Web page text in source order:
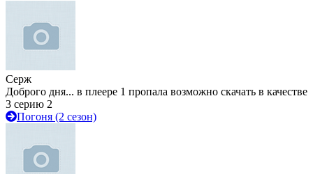
Серж
Доброго дня... в плеере 1 пропала возможно скачать в качестве
3 серию 2
Погоня (2 сезон)